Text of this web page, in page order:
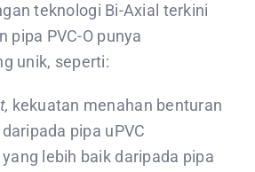
teknologi Bi-Axial terkini
pipa PVC-O punya
unik, seperti:
kekuatan menahan benturan
pipa uPVC
lebih baik daripada pipa